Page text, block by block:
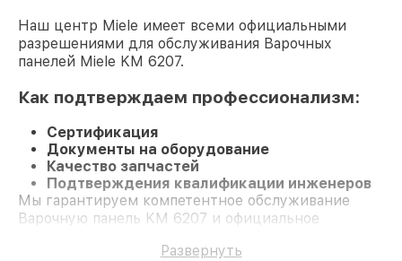
Наш центр Miele имеет всеми официальными
разрешениями для обслуживания Варочных
панелей Miele KM 6207.
Как подтверждаем профессионализм:
Сертификация
Документы на оборудование
Качество запчастей
Подтверждения квалификации инженеров
Мы гарантируем компетентное обслуживание
Варочную панель KM 6207 и официальное
Развернуть